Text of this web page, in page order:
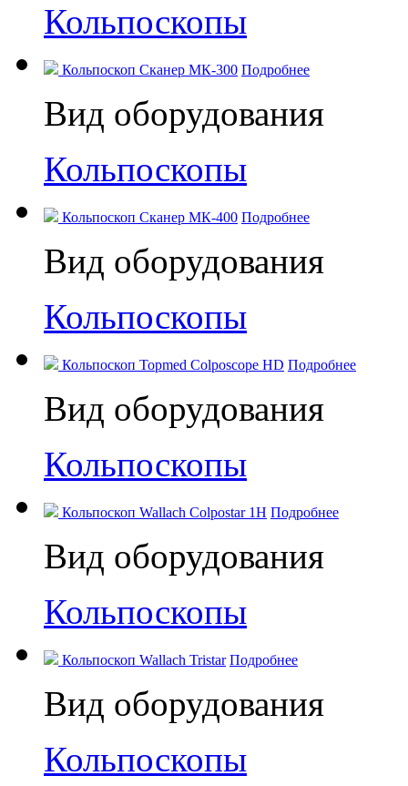
Кольпоскопы
Кольпоскоп Сканер МК-300 Подробнее
Вид оборудования
Кольпоскопы
Кольпоскоп Сканер МК-400 Подробнее
Вид оборудования
Кольпоскопы
Кольпоскоп Topmed Colposcope HD Подробнее
Вид оборудования
Кольпоскопы
Кольпоскоп Wallach Colpostar 1H Подробнее
Вид оборудования
Кольпоскопы
Кольпоскоп Wallach Tristar Подробнее
Вид оборудования
Кольпоскопы